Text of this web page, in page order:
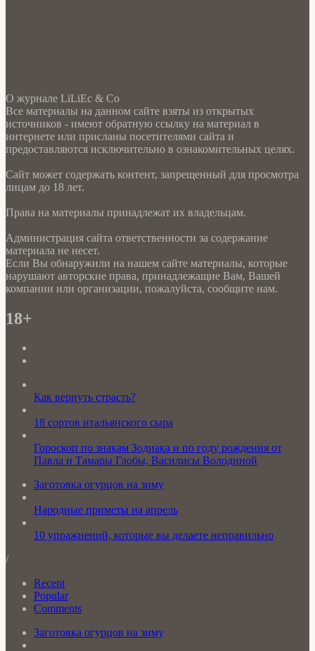
О журнале LiLiEc & Co
Все материалы на данном сайте взяты из открытых
источников - имеют обратную ссылку на материал в
интернете или присланы посетителями сайта и
предоставляются исключительно в ознакомительных целях.
Сайт может содержать контент, запрещенный для просмотра
лицам до 18 лет.
Права на материалы принадлежат их владельцам.
Администрация сайта ответственности за содержание
материала не несет.
Если Вы обнаружили на нашем сайте материалы, которые
нарушают авторские права, принадлежащие Вам, Вашей
компании или организации, пожалуйста, сообщите нам.
18+
Как вернуть страсть?
18 сортов итальянского сыра
Гороскоп по знакам Зодиака и по году рождения от
Павла и Тамары Глобы, Василисы Володиной
Заготовка огурцов на зиму
Народные приметы на апрель
10 упражнений, которые вы делаете неправильно
/
Recent
Popular
Comments
Заготовка огурцов на зиму